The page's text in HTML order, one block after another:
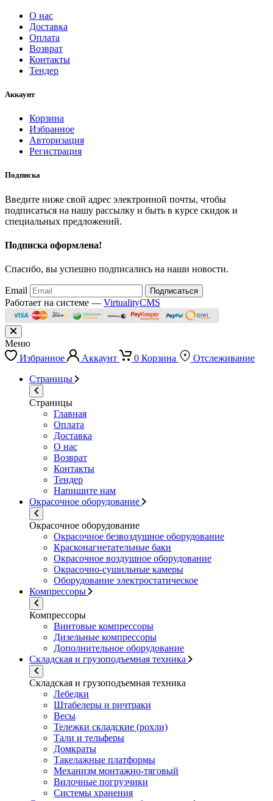
О нас
Доставка
Оплата
Возврат
Контакты
Тендер
Аккаунт
Корзина
Избранное
Авторизация
Регистрация
Подписка
Введите ниже свой адрес электронной почты, чтобы
подписаться на нашу рассылку и быть в курсе скидок и
специальных предложений.
Подписка оформлена!
Спасибо, вы успешно подписались на наши новости.
Email Подписаться
Работает на системе — VirtualityCMS
Меню
Избранное
Аккаунт 0 Корзина
Отслеживание
Страницы
Страницы
Главная
Оплата
Доставка
О нас
Возврат
Контакты
Тендер
Напишите нам
Окрасочное оборудование
Окрасочное оборудование
Окрасочное безвоздушное оборудование
Красконагнетательные баки
Окрасочное воздушное оборудование
Окрасочно-сушильные камеры
Оборудование электростатическое
Компрессоры
Компрессоры
Винтовые компрессоры
Дизельные компрессоры
Дополнительное оборудование
Складская и грузоподъемная техника
Складская и грузоподъемная техника
Лебедки
Штабелеры и ричтраки
Весы
Тележки складские (рохли)
Тали и тельферы
Домкраты
Такелажные платформы
Механизм монтажно-тяговый
Вилочные погрузчики
Системы хранения